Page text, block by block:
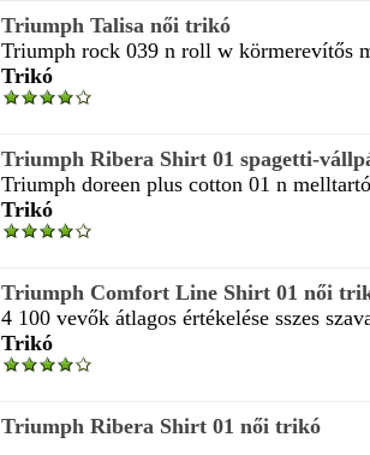
Triumph Talisa női trikó
Triumph rock 039 n roll w körmerevítős
Trikó
Triumph Ribera Shirt 01 spagetti-
Triumph doreen plus cotton 01 n
Trikó
Triumph Comfort Line Shirt 01 női
4 100 vevők átlagos értékelése sszes
Trikó
Triumph Ribera Shirt 01 női trikó